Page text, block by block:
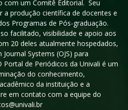
com um Comitê Editorial. Seu
a produção científica de docentes e
Programas de Pós-graduação.
facilitado, visibilidade e apoio aos
20 deles atualmente hospedados,
Systems (OJS) para
Portal de Periódicos da Univali é um
do conhecimento,
da instituição e a
em contato com a equipe do